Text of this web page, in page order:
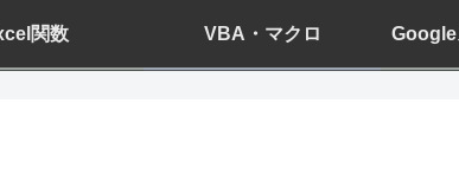
関数 VBA・マクロ Google